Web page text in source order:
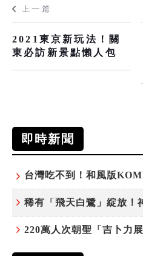
上一篇
2021東京新玩法！關
東必訪新景點懶人包
即時新聞